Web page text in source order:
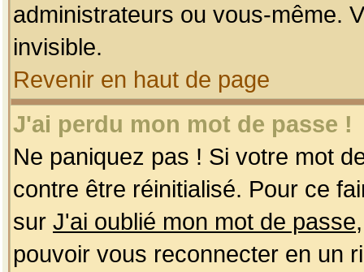
administrateurs ou vous-même.
invisible.
Revenir en haut de page
J'ai perdu mon mot de passe !
Ne paniquez pas ! Si votre mot
contre être réinitialisé. Pour ce
sur J'ai oublié mon mot de passe
pouvoir vous reconnecter en un